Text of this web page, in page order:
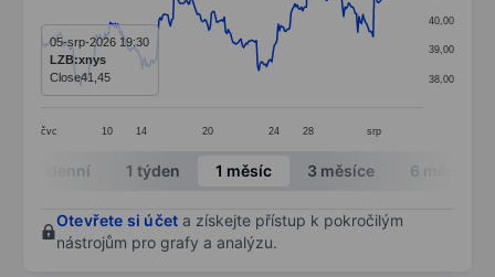
Line chart with 299 data points.
The chart has 1 X axis displaying categories.
The chart has 1 Y axis displaying values. Data
čvc 10 14 20 24 28 srp
38,00
39,00
40,00
05-srp-2026 19:30
LZB:xnys
Close41,45
End of interactive chart.
Intradenní 1 týden 1 měsíc 3 měsíce 6 měsíců
Otevřete si účet a získejte přístup k pokročilým
nástrojům pro grafy a analýzu.